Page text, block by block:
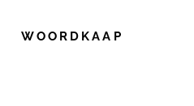
WOORDKAAP